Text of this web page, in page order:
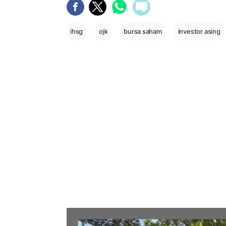
ihsg ojk bursa saham investor asing